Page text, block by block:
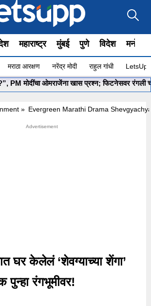
महाराष्ट्र मुंबई पुणे विदेश
मराठा आरक्षण नरेंद्र मोदी राहुल गांधी
मोदींचा ओमराजेंना खास प्रश्न; फिटनेसवर रंगली चर्चा
» Evergreen Marathi Drama
घर केलेलं ‘शेवग्याच्या शेंगा’
पुन्हा रंगभूमीवर!